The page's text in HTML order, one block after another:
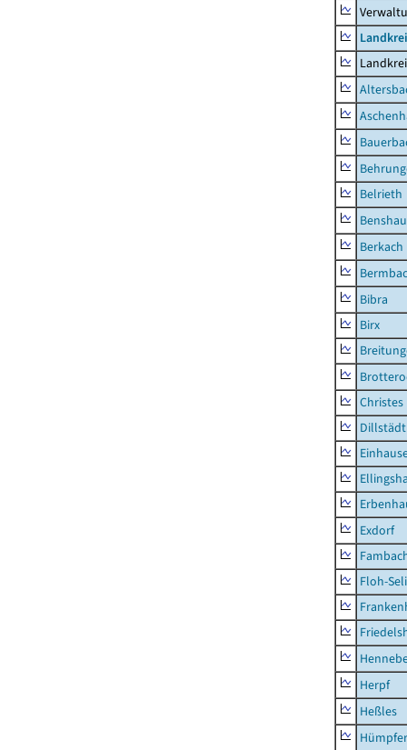
Belrieth
Berkach
Bibra
Birx
Christes
Dillstädt
Exdorf
Floh-
Herpf
Heßles